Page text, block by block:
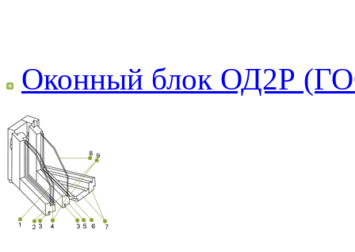
Оконный блок ОД2Р